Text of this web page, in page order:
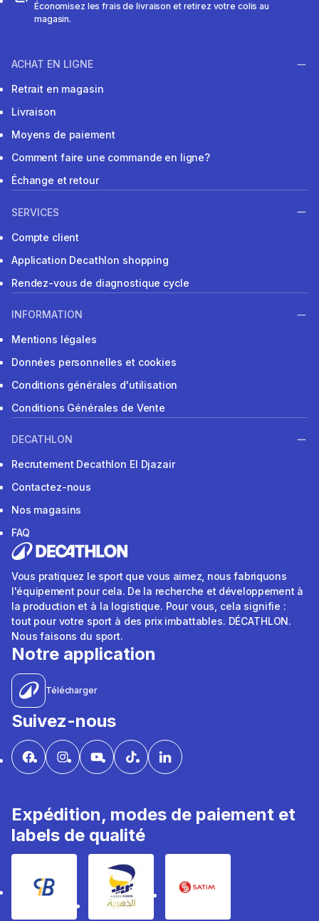
Économisez les frais de livraison et retirez votre colis au
magasin.
ACHAT EN LIGNE
Retrait en magasin
Livraison
Moyens de paiement
Comment faire une commande en ligne?
Échange et retour
SERVICES
Compte client
Application Decathlon shopping
Rendez-vous de diagnostique cycle
INFORMATION
Mentions légales
Données personnelles et cookies
Conditions générales d'utilisation
Conditions Générales de Vente
DECATHLON
Recrutement Decathlon El Djazair
Contactez-nous
Nos magasins
FAQ
Vous pratiquez le sport que vous aimez, nous fabriquons
l'équipement pour cela. De la recherche et développement à
la production et à la logistique. Pour vous, cela signifie :
tout pour votre sport à des prix imbattables. DÉCATHLON.
Nous faisons du sport.
Notre application
Télécharger
Suivez-nous
Expédition, modes de paiement et
labels de qualité